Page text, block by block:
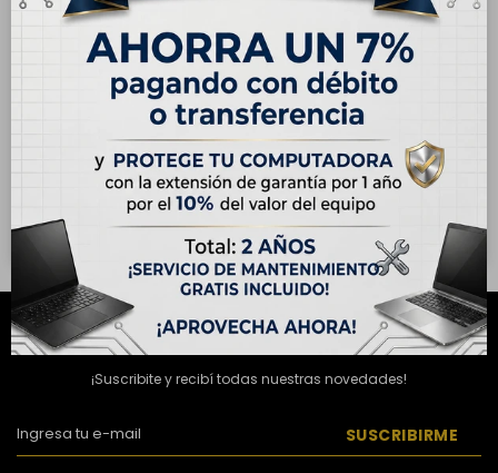
OUTLET - Apple iPhone 16E
256GB - Negro
USD 690,00
USD 859,00
Hasta en 12 cuotas de
ENVÍO
OUTLET - Apple iPhone 16
256GB - Verde Azulado
USD913,00 USD 990,00
Hasta en 12 cuotas de
USD 76.09
¡Suscribite y recibí todas nuestras novedades!
SUSCRIBIRME